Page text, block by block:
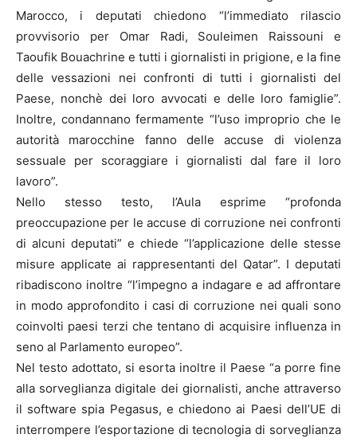
Marocco, i deputati chiedono “l’immediato rilascio
provvisorio per Omar Radi, Souleimen Raissouni e
Taoufik Bouachrine e tutti i giornalisti in prigione, e la fine
delle vessazioni nei confronti di tutti i giornalisti del
Paese, nonchè dei loro avvocati e delle loro famiglie”.
Inoltre, condannano fermamente “l’uso improprio che le
autorità marocchine fanno delle accuse di violenza
sessuale per scoraggiare i giornalisti dal fare il loro
lavoro”.
Nello stesso testo, l’Aula esprime “profonda
preoccupazione per le accuse di corruzione nei confronti
di alcuni deputati” e chiede “l’applicazione delle stesse
misure applicate ai rappresentanti del Qatar”. I deputati
ribadiscono inoltre “l’impegno a indagare e ad affrontare
in modo approfondito i casi di corruzione nei quali sono
coinvolti paesi terzi che tentano di acquisire influenza in
seno al Parlamento europeo”.
Nel testo adottato, si esorta inoltre il Paese “a porre fine
alla sorveglianza digitale dei giornalisti, anche attraverso
il software spia Pegasus, e chiedono ai Paesi dell’UE di
interrompere l’esportazione di tecnologia di sorveglianza